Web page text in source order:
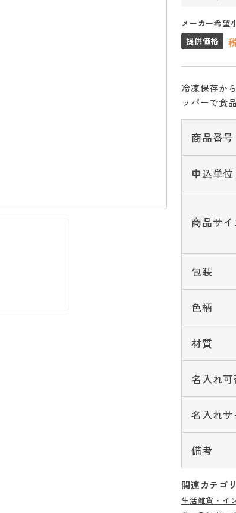
メーカー希望
提供価格
冷凍保存か
ッパーで食
商品番号
申込単位
商品サ
包装
色柄
材質
名入れ可
名入れ
備考
関連カテゴ
生活雑貨・イ